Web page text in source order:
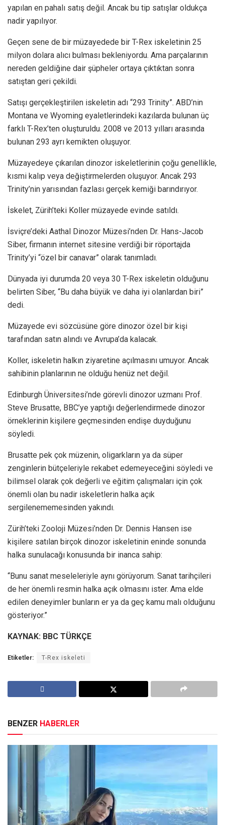
yapılan en pahalı satış değil. Ancak bu tip satışlar oldukça
nadir yapılıyor.
Geçen sene de bir müzayedede bir T-Rex iskeletinin 25
milyon dolara alıcı bulması bekleniyordu. Ama parçalarının
nereden geldiğine dair şüpheler ortaya çıktıktan sonra
satıştan geri çekildi.
Satışı gerçekleştirilen iskeletin adı “293 Trinity”. ABD’nin
Montana ve Wyoming eyaletlerindeki kazılarda bulunan üç
farklı T-Rex’ten oluşturuldu. 2008 ve 2013 yılları arasında
bulunan 293 ayrı kemikten oluşuyor.
Müzayedeye çıkarılan dinozor iskeletlerinin çoğu genellikle,
kısmi kalıp veya değiştirmelerden oluşuyor. Ancak 293
Trinity’nin yarısından fazlası gerçek kemiği barındırıyor.
İskelet, Zürih’teki Koller müzayede evinde satıldı.
İsviçre’deki Aathal Dinozor Müzesi’nden Dr. Hans-Jacob
Siber, firmanın internet sitesine verdiği bir röportajda
Trinity’yi “özel bir canavar” olarak tanımladı.
Dünyada iyi durumda 20 veya 30 T-Rex iskeletin olduğunu
belirten Siber, “Bu daha büyük ve daha iyi olanlardan biri”
dedi.
Müzayede evi sözcüsüne göre dinozor özel bir kişi
tarafından satın alındı ve Avrupa’da kalacak.
Koller, iskeletin halkın ziyaretine açılmasını umuyor. Ancak
sahibinin planlarının ne olduğu henüz net değil.
Edinburgh Üniversitesi’nde görevli dinozor uzmanı Prof.
Steve Brusatte, BBC’ye yaptığı değerlendirmede dinozor
örneklerinin kişilere geçmesinden endişe duyduğunu
söyledi.
Brusatte pek çok müzenin, oligarkların ya da süper
zenginlerin bütçeleriyle rekabet edemeyeceğini söyledi ve
bilimsel olarak çok değerli ve eğitim çalışmaları için çok
önemli olan bu nadir iskeletlerin halka açık
sergilenememesinden yakındı.
Zürih’teki Zooloji Müzesi’nden Dr. Dennis Hansen ise
kişilere satılan birçok dinozor iskeletinin eninde sonunda
halka sunulacağı konusunda bir inanca sahip:
“Bunu sanat meseleleriyle aynı görüyorum. Sanat tarihçileri
de her önemli resmin halka açık olmasını ister. Ama elde
edilen deneyimler bunların er ya da geç kamu malı olduğunu
gösteriyor.”
KAYNAK: BBC TÜRKÇE
Etiketler: T-Rex iskeleti
BENZER HABERLER